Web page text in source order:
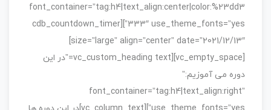
font_container=”tag:h4|text_align:center|color:%23dd3
333″ use_theme_fonts=”yes”][cdb_countdown_timer
size=”large” align=”center” date=”2021/12/13″]
[vc_empty_space][vc_custom_heading text=”در این
دوره می آموزیم:”
font_container=”tag:h4|text_align:right”